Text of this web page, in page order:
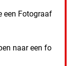
een Fotograaf
naar een fo